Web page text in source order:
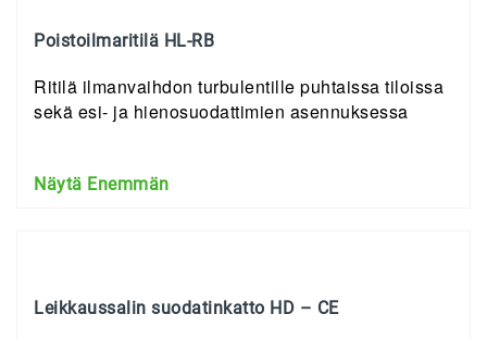
Poistoilmaritilä HL-RB
Ritilä ilmanvaihdon turbulentille puhtaissa tiloissa
sekä esi- ja hienosuodattimien asennuksessa
Näytä Enemmän
Leikkaussalin suodatinkatto HD – CE